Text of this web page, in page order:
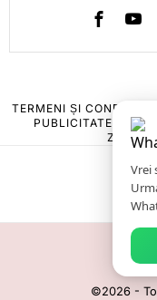
TERMENI ȘI CONDIȚII
PUBLICITATE
ZIARUL
©2026 -
Vrei